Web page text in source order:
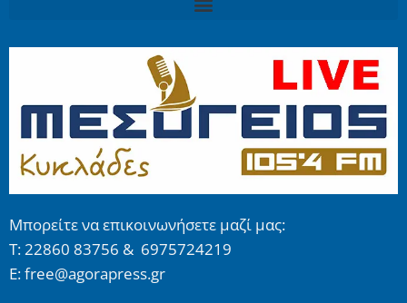
Μπορείτε να επικοινωνήσετε μαζί μας:
Τ: 22860 83756 & 6975724219
E: free@agorapress.gr